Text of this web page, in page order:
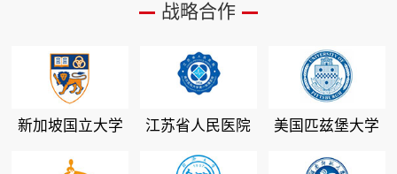
战略合作
新加坡国立大学 江苏省人民医院 美国匹兹堡大学